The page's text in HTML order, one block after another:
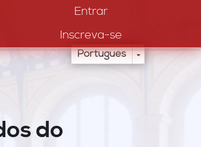
Entrar
Inscreva-se
Português Toggle
do